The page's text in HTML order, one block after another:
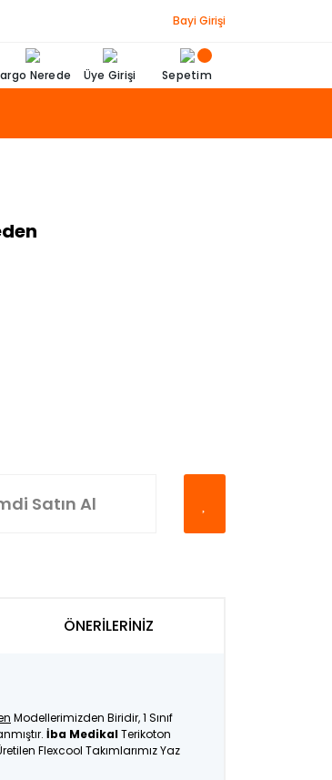
Bayi Girişi
Nerede Üye Girişi Sepetim
Satın Al
Modellerimizden Biridir, 1 Sınıf
İba MedikalTerikoton
Flexcool Takımlarımız Yaz
ÖNERİLERİNİZ